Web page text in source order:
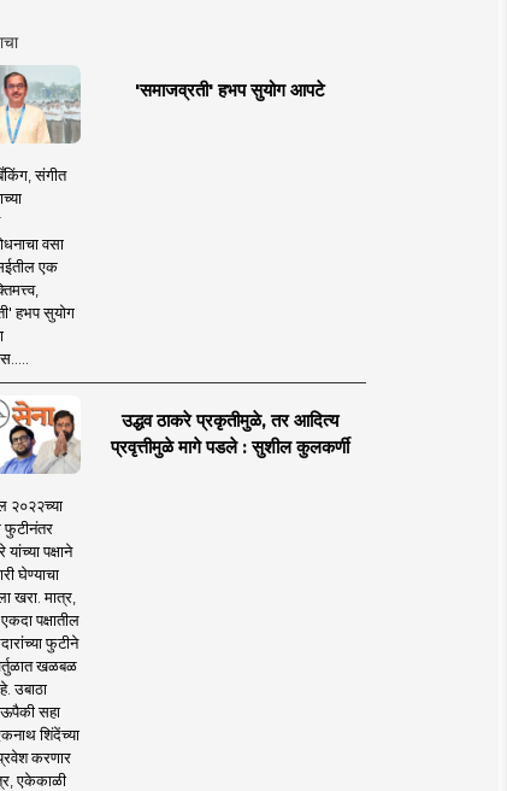
'समाजव्रती' हभप सुयोग आपटे
संगीत
वसा
एक
हभप सुयोग
उद्धव ठाकरे प्रकृतीमुळे, तर आदित्य
प्रवृत्तीमुळे मागे पडले : सुशील कुलकर्णी
२०२२च्या
फुटीनंतर
पक्षाने
घेण्याचा
खरा. मात्र,
पक्षातील
फुटीने
खळबळ
उबाठा
सहा
शिंदेंच्या
करणार
एकेकाळी